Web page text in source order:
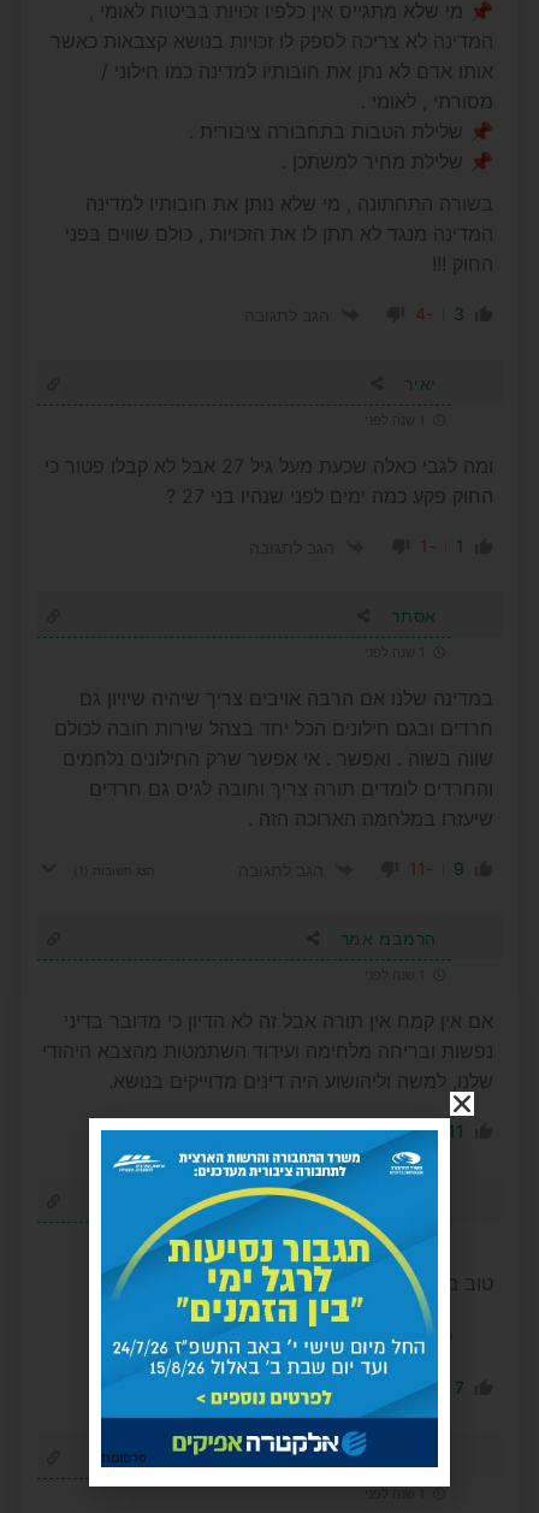
📌 מי שלא מתגייס אין כלפיו זכויות בביטוח לאומי ,
המדינה לא צריכה לספק לו זכויות בנושא קצבאות כאשר
אותו אדם לא נתן את חובותיו למדינה כמו חילוני /
מסורתי , לאומי .
📌 שלילת הטבות בתחבורה ציבורית .
📌 שלילת מחיר למשתכן .
בשורה התחתונה , מי שלא נותן את חובותיו למדינה
המדינה מנגד לא תתן לו את הזכויות , כולם שווים בפני
החוק !!!
3
-4
יאיר
ומה לגבי כאלה שכעת מעל גיל 27 אבל לא קבלו פטור כי
החוק פקע כמה ימים לפני שנהיו בני 27 ?
1
-1
אסתר
במדינה שלנו אם הרבה אויבים צריך שיהיה שיויון גם
חרדים ובגם חילונים הכל יחד בצהל שירות חובה לכולם
שווה בשוה . ואפשר . אי אפשר שרק החילונים נלחמים
והחרדים לומדים תורה צריך וחובה לגיס גם חרדים
שיעזרו במלחמה הארוכה הזה .
9
-11 הצג תשובות
הרמבמ אמר
אם אין קמח אין תורה אבל זה לא הדיון כי מדובר בדיני
נפשות ובריחה מלחימה ועידוד השתמטות מהצבא היהודי
שלנו, למשה וליהושוע היה דינים מדוייקים בנושא.
11
-9 הגב לתגובה
טוב מאוד עבודה קדמה לתורה
נערך לאחרונה 1 שנה לפני על ידי דרור
7
-14 הגב לתגובה
פרסומת